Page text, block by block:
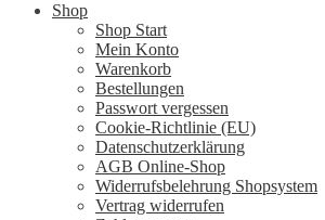
Shop
Shop Start
Mein Konto
Warenkorb
Bestellungen
Passwort vergessen
Cookie-Richtlinie (EU)
Datenschutzerklärung
AGB Online-Shop
Widerrufsbelehrung Shopsystem
Vertrag widerrufen